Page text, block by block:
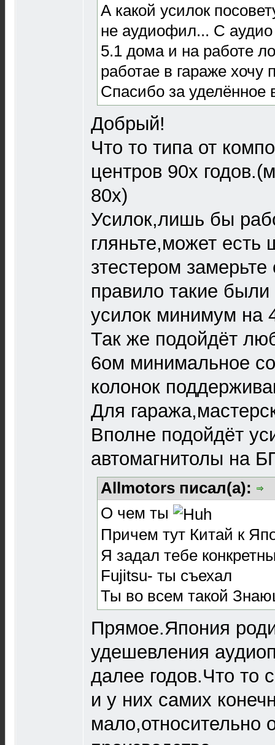
А какой усилок
не аудиофил... С аудио
5.1 дома и на работе
работае в гараже хочу
Спасибо за уделённое
Добрый!
Что то типа от
центров 90х
80х)
Усилок,лишь бы
гляньте,может есть
зтестером
правило такие
усилок минимум на
Так же подойдёт
6ом минимальное
колонок
Для
Вполне подойдёт
автомагнитолы на
Allmotors писал(а):
О чем ты
Причем тут Китай к
Я задал тебе
Fujitsu- ты съехал
Ты во всем такой
Прямое.Япония
удешевления
далее годов.Что то
и у них самих